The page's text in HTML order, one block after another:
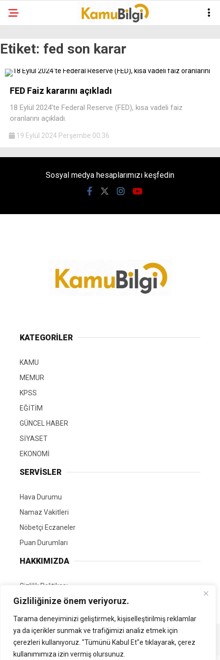
Gizliliğinize önem veriyoruz.
Tarama deneyiminizi geliştirmek, kişiselleştirilmiş reklamlar
ya da içerikler sunmak ve trafiğimizi analiz etmek için
çerezleri kullanıyoruz. "Tümünü Kabul Et"e tıklayarak, çerez
kullanımımıza izin vermiş olursunuz.
Etiket: fed son karar
FED Faiz kararını açıkladı
18 Eylül 2024'te Federal Reserve (FED), kısa vadeli faiz
oranlarını açıkladı.
19 Eylül 2024 Perşembe 00:36
Sosyal medya hesaplarımızı keşfedin
KATEGORİLER
KAMU
MEMUR
KPSS
EĞİTİM
GÜNCEL HABER
SİYASET
EKONOMİ
SERVİSLER
Hava Durumu
Namaz Vakitleri
Nöbetçi Eczaneler
Puan Durumları
HAKKIMIZDA
Gizlilik Politikası
GÖNÜLLÜ EDİTÖRÜMÜZ OL
Tüm Hakları Saklıdır. | Kamubilgi.com | 2026